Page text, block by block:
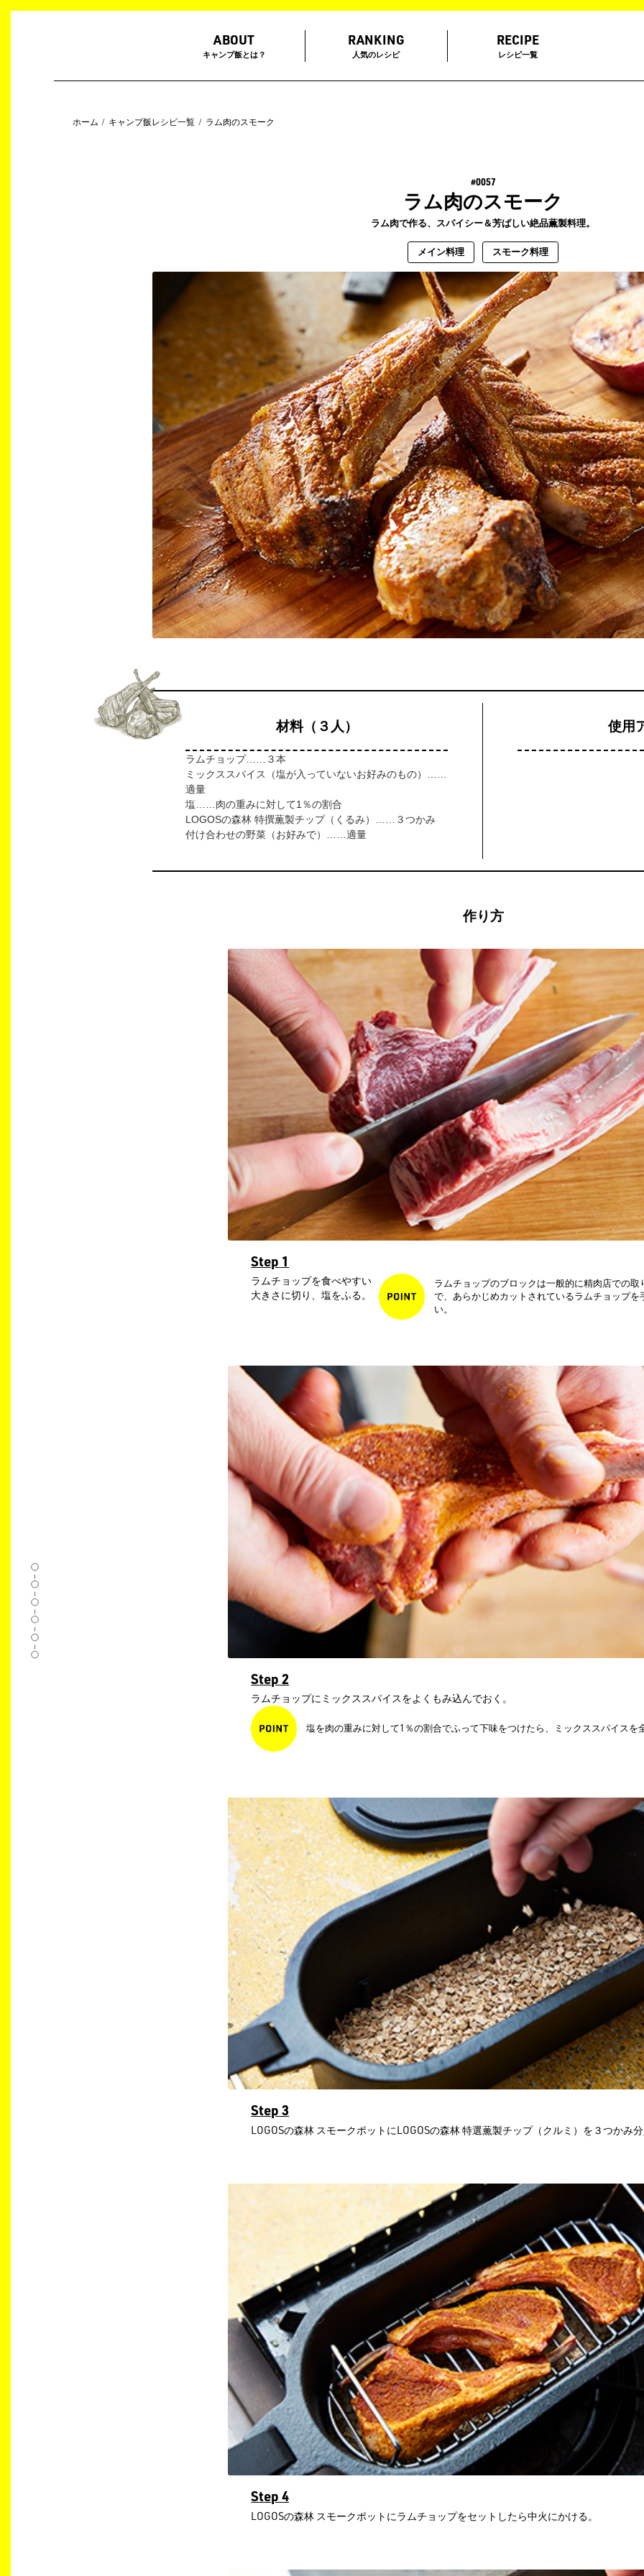
ABOUT
キャンプ飯とは？
RANKING
人気のレシピ
RECIPE
レシピ一覧
ホーム キャンプ飯レシピ一覧 ラム肉のスモーク
#0057
ラム肉のスモーク
ラム肉で作る、スパイシー＆芳ばしい絶品薫製料理。
メイン料理 スモーク料理
材料（３人）
ラムチョップ……３本
ミックススパイス（塩が入っていないお好みのもの）……
適量
塩……肉の重みに対して1％の割合
LOGOSの森林 特撰薫製チップ（くるみ）……３つかみ
付け合わせの野菜（お好みで）……適量
使用
作り方
Step 1
ラムチョップを食べやすい
大きさに切り、塩をふる。
ラムチョップのブロックは一般的に精肉店での取
で、あらかじめカットされているラムチョップを
い。
Step 2
ラムチョップにミックススパイスをよくもみ込んでおく。
塩を肉の重みに対して1％の割合でふって下味をつけたら、ミックススパイスを
Step 3
LOGOSの森林 スモークポットにLOGOSの森林 特選薫製チップ（クルミ）を３つかみ
Step 4
LOGOSの森林 スモークポットにラムチョップをセットしたら中火にかける。